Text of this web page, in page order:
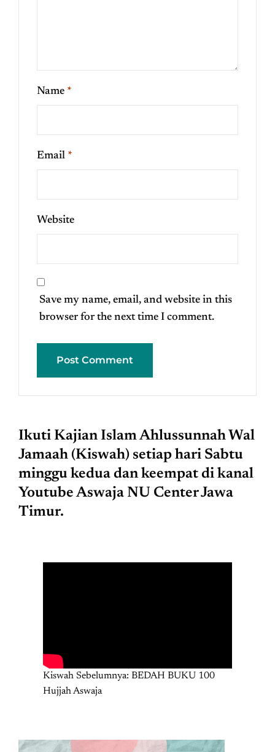
Name *
Email *
Website
Save my name, email, and website in this
browser for the next time I comment.
Ikuti Kajian Islam Ahlussunnah Wal
Jamaah (Kiswah) setiap hari Sabtu
minggu kedua dan keempat di kanal
Youtube Aswaja NU Center Jawa
Timur.
Kiswah Sebelumnya: BEDAH BUKU 100
Hujjah Aswaja